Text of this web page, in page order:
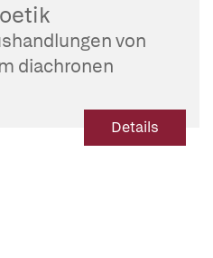
von
diachronen
Details